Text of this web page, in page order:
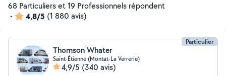
68 Particuliers et 19 Professionnels répondent
-
4,8/5 (1 880 avis)
Particulier
Thomson Whater
Saint-Étienne (Montat-La Verrerie)
4,9/5 (340 avis)